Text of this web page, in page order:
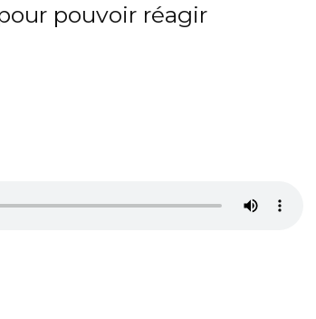
pouvoir réagir